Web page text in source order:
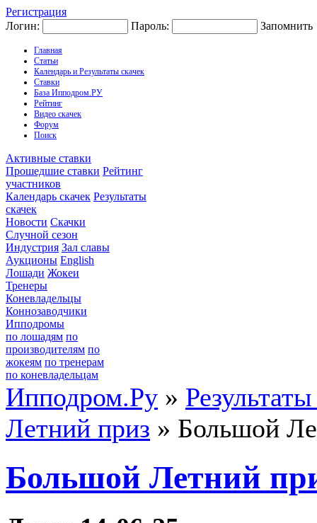
Регистрация
Логин:
Пароль: Запомнить
Главная
Статьи
Календарь и Результаты скачек
Ставки
База Ипподром.РУ
Рейтинг
Видео скачек
Форум
Поиск
Активные ставки
Прошедшие ставки Рейтинг
участников
Календарь скачек Результаты
скачек
Новости Скачки
Случной сезон
Индустрия Зал славы
Аукционы English
Лошади Жокеи
Тренеры
Коневладельцы
Коннозаводчики
Ипподромы
по лошадям по
производителям по
жокеям по тренерам
по коневладельцам
Ипподром.Ру »
Летний приз » Большой
Большой Летний